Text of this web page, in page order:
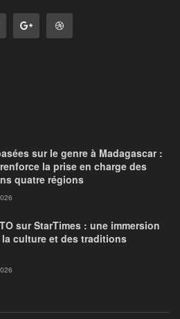
sur le genre à Madagascar :
la prise en charge des
quatre régions
sur StarTimes : une immersion
culture et des traditions